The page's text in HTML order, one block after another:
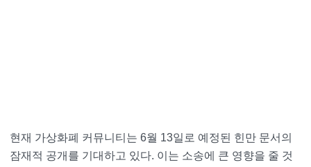
현재 가상화폐 커뮤니티는 6월 13일로 예정된 힌만 문서의
잠재적 공개를 기대하고 있다. 이는 소송에 큰 영향을 줄 것